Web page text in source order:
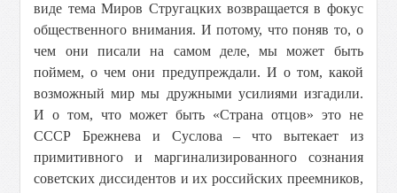
виде тема Миров Стругацких возвращается в фокус
общественного внимания. И потому, что поняв то, о
чем они писали на самом деле, мы может быть
поймем, о чем они предупреждали. И о том, какой
возможный мир мы дружными усилиями изгадили.
И о том, что может быть «Страна отцов» это не
СССР Брежнева и Суслова – что вытекает из
примитивного и маргинализированного сознания
советских диссидентов и их российских преемников,